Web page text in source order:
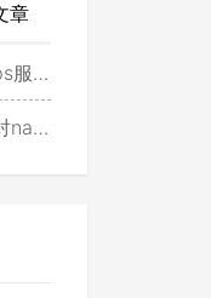
章
用
访问